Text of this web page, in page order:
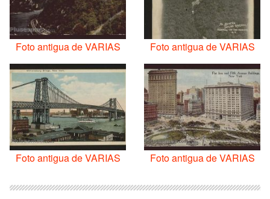
Foto antigua de VARIAS Foto antigua de VARIAS
Foto antigua de VARIAS Foto antigua de VARIAS